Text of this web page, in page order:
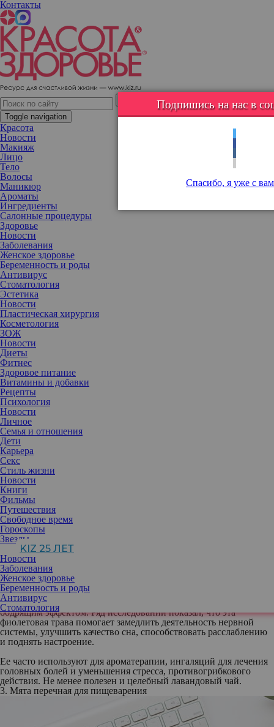
Контакты
Toggle navigation
Красота
Новости
Макияж
Лицо
Тело
Волосы
Маникюр
Ароматы
Ингредиенты
Салонные процедуры
Здоровье
Новости
Заболевания
Женское здоровье
Беременность и роды
Антивирус
Стоматология
Эстетика
Новости
Пластическая хирургия
Косметология
ЗОЖ
Новости
Диеты
Фитнес
Здоровое питание
Витамины и добавки
Рецепты
Психология
Новости
Личное
Семья и отношения
Дети
Карьера
Секс
Стиль жизни
Новости
Книги
Фильмы
Путешествия
Свободное время
Гороскопы
Звезды
KIZ 25 ЛЕТ
Новости
Заболевания
Женское здоровье
Беременность и роды
Антивирус
Стоматология
Подпишись на нас в
Спасибо, я уже с
От тошноты, бессонницы и симптомов ПМС: 12 трав, которые
нужно добавлять в чай
В плохой день нет ничего лучше, чем успокаивающая чашка
травяного чая. Он вкусный. Согревающий, не содержит кофеин
и обладает массой полезных свойств: от успокоения проблем с
животом до ослабления бессонницы и снятия тревожности.
1. Ромашка против тревожности
Хотя ромашка – очень мягкое средство, она очень эффективна,
если употреблять ее систематически. Этот желто-белый цветок –
популярное лекарство среди травников, она лечит различные
заболевания.
Цветы содержат большое количество эфирного масла азулена,
который обладает противовоспалительными свойствами.
Ромашка – популярное средство для уменьшения беспокойства и
нормализации сна.
Как приготовить чай
Положите 1 чайную ложку сушеных или 2 чайных ложки
свежих цветков ромашки и залейте 1 стакан кипятка на 15-20
минут. Чем дольше он настаивается, тем более горьким будет на
вкус.
2. Лаванда от проблем со сном
Обладает глубоким расслабляющим, успокаивающим и
бодрящим эффектом. Ряд исследований показал, что эта
фиолетовая трава помогает замедлить деятельность нервной
системы, улучшить качество сна, способствовать расслаблению
и поднять настроение.
Ее часто используют для ароматерапии, ингаляций для лечения
головных болей и уменьшения стресса, противогрибкового
действия. Не менее полезен и целебный лавандовый чай.
3. Мята перечная для пищеварения